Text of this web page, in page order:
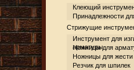
Клеющий
Принадлежности
Стрижущие
Инструмент для
арматуры
Ножницы для
Ножницы для жести
Резчик для шпилек